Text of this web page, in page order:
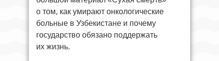
о том, как умирают онкологические
больные в Узбекистане и почему
государство обязано поддержать
их жизнь.